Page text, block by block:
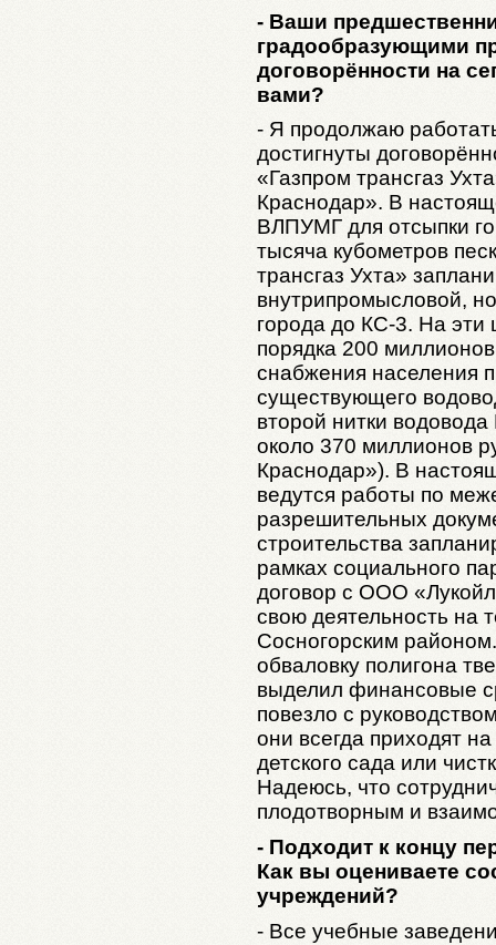
- Ваши
градообразующими
договорённости на
вами?
- Я продолжаю
достигнуты
«Газпром трансгаз
Краснодар». В
ВЛПУМГ для отсыпки
тысяча кубометров
трансгаз Ухта»
внутрипромысловой,
города до КС-3. На эти
порядка 200
снабжения населения
существующего
второй нитки
около 370 миллионов
Краснодар»). В
ведутся работы по
разрешительных
строительства
рамках социального
договор с ООО
свою деятельность на
Сосногорским
обваловку полигона
выделил финансовые
повезло с
они всегда приходят
детского сада или
Надеюсь, что
плодотворным и
- Подходит к концу
Как вы оцениваете
учреждений?
- Все учебные